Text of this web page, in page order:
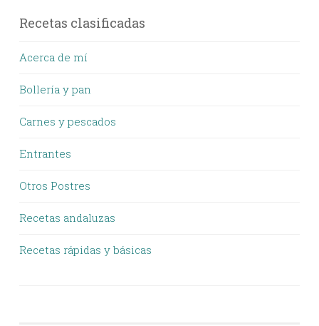
Recetas clasificadas
Acerca de mí
Bollería y pan
Carnes y pescados
Entrantes
Otros Postres
Recetas andaluzas
Recetas rápidas y básicas